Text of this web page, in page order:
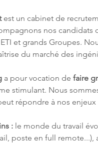
est un cabinet de
nos
et grands Groupes.
du marché des
a pour vocation de faire
stimulant. Nous
répondre à nos
: le monde du travail
poste en full